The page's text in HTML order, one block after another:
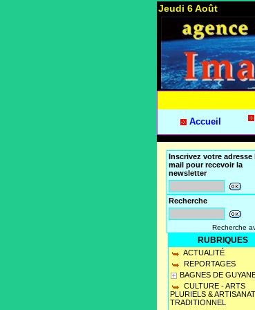
Jeudi 6 Août
Accueil
Inscrivez votre adresse
mail pour recevoir la
newsletter
Recherche
Recherche
RUBRIQUES
ACTUALITÉ
REPORTAGES
BAGNES DE
CULTURE - ARTS
PLURIELS & ARTISANAT
TRADITIONNEL